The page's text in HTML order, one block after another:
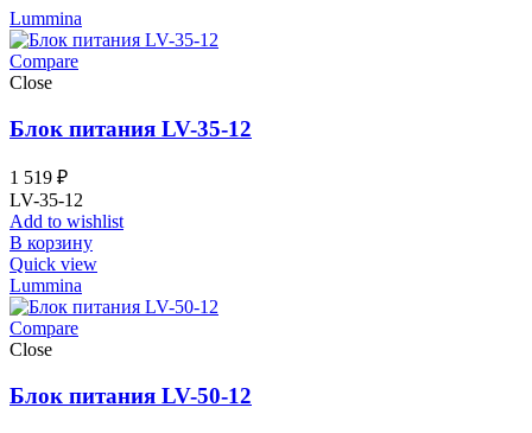
Lummina
Compare
Close
Блок питания LV-35-12
1 519 ₽
LV-35-12
Add to wishlist
В корзину
Quick view
Lummina
Compare
Close
Блок питания LV-50-12